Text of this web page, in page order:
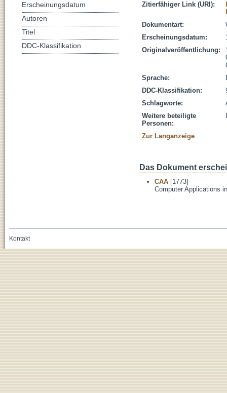
Zitierfähiger Link (URI):
Dokumentart:
Erscheinungsdatum:
Originalveröffentlichung:
Sprache:
DDC-Klassifikation:
Schlagworte:
Weitere beteiligte
Personen:
Zur Langanzeige
Das Dokument
CAA [1773]
Computer Applications
Erscheinungsdatum
Autoren
Titel
DDC-Klassifikation
Kontakt